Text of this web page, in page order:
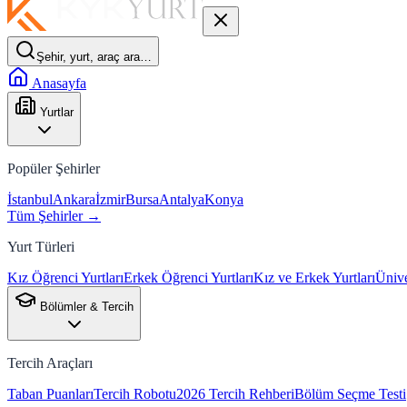
Şehir, yurt, araç ara…
Anasayfa
Yurtlar
Popüler Şehirler
İstanbulAnkaraİzmirBursaAntalyaKonya
Tüm Şehirler →
Yurt Türleri
Kız Öğrenci YurtlarıErkek Öğrenci YurtlarıKız ve Erkek Yurtları
Bölümler & Tercih
Tercih Araçları
Taban PuanlarıTercih Robotu2026 Tercih RehberiBölüm Seçme Testi